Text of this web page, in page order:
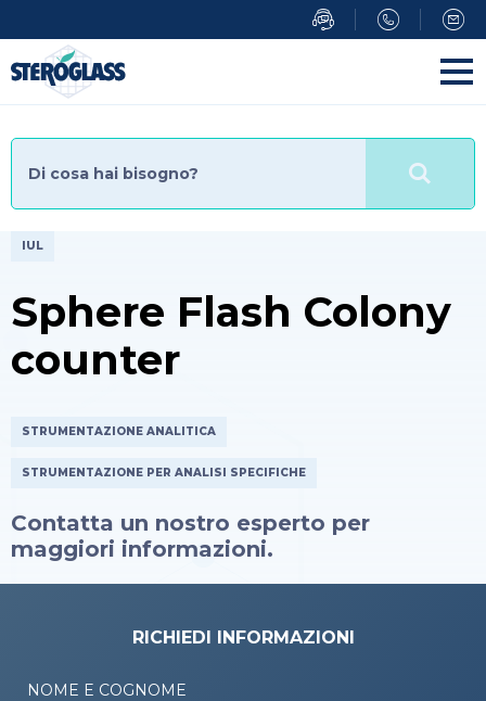
al
contenuto
principale
IUL
Sphere Flash Colony
counter
STRUMENTAZIONE ANALITICA
STRUMENTAZIONE PER ANALISI SPECIFICHE
Contatta un nostro esperto per
maggiori informazioni.
RICHIEDI INFORMAZIONI
NOME E COGNOME